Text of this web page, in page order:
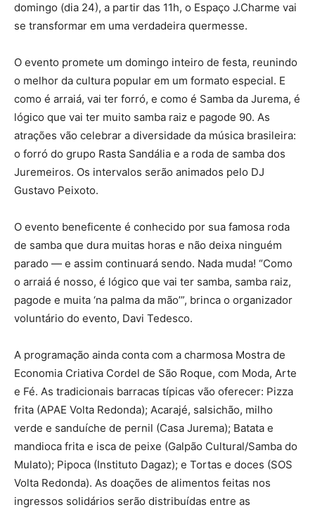
domingo (dia 24), a partir das 11h, o Espaço J.Charme vai
se transformar em uma verdadeira quermesse.
O evento promete um domingo inteiro de festa, reunindo
o melhor da cultura popular em um formato especial. E
como é arraiá, vai ter forró, e como é Samba da Jurema, é
lógico que vai ter muito samba raiz e pagode 90. As
atrações vão celebrar a diversidade da música brasileira:
o forró do grupo Rasta Sandália e a roda de samba dos
Juremeiros. Os intervalos serão animados pelo DJ
Gustavo Peixoto.
O evento beneficente é conhecido por sua famosa roda
de samba que dura muitas horas e não deixa ninguém
parado — e assim continuará sendo. Nada muda! “Como
o arraiá é nosso, é lógico que vai ter samba, samba raiz,
pagode e muita ‘na palma da mão’”, brinca o organizador
voluntário do evento, Davi Tedesco.
A programação ainda conta com a charmosa Mostra de
Economia Criativa Cordel de São Roque, com Moda, Arte
e Fé. As tradicionais barracas típicas vão oferecer: Pizza
frita (APAE Volta Redonda); Acarajé, salsichão, milho
verde e sanduíche de pernil (Casa Jurema); Batata e
mandioca frita e isca de peixe (Galpão Cultural/Samba do
Mulato); Pipoca (Instituto Dagaz); e Tortas e doces (SOS
Volta Redonda). As doações de alimentos feitas nos
ingressos solidários serão distribuídas entre as